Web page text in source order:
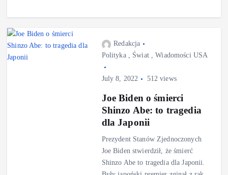
Redakcja
Polityka, Świat,Wiadomości USA
July 8, 2022 512 views
Joe Biden o śmierci
Shinzo Abe: to tragedia
dla Japonii
Prezydent Stanów Zjednoczonych
Joe Biden stwierdził, że śmierć
Shinzo Abe to tragedia dla Japonii.